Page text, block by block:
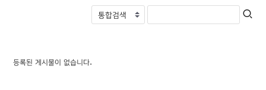
등록된 게시물이 없습니다.